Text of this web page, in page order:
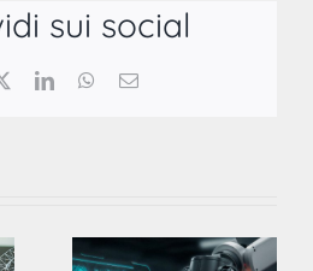
sui social
LinkedInWhatsApp
Email